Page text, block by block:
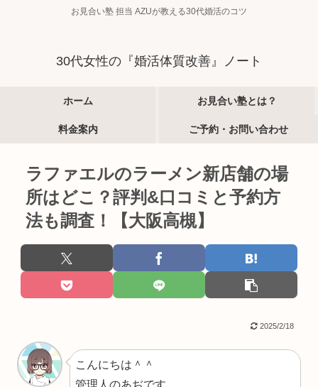
お見合い塾 担当 AZUが教える30代婚活のコツ
30代女性の『婚活体質改善』ノート
ホーム お見合い塾とは？
料金案内 ご予約・お問い合わせ
ラファエルのラーメン新店舗の場
所はどこ？評判&口コミと予約方
法も調査！【大阪高槻】
2025/2/18
こんにちは＾＾